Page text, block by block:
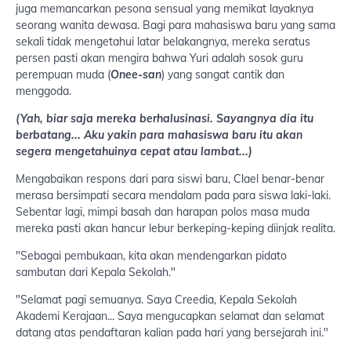
juga memancarkan pesona sensual yang memikat layaknya
seorang wanita dewasa. Bagi para mahasiswa baru yang sama
sekali tidak mengetahui latar belakangnya, mereka seratus
persen pasti akan mengira bahwa Yuri adalah sosok guru
perempuan muda (Onee-san) yang sangat cantik dan
menggoda.
(Yah, biar saja mereka berhalusinasi. Sayangnya dia itu
berbatang... Aku yakin para mahasiswa baru itu akan
segera mengetahuinya cepat atau lambat...)
Mengabaikan respons dari para siswi baru, Clael benar-benar
merasa bersimpati secara mendalam pada para siswa laki-laki.
Sebentar lagi, mimpi basah dan harapan polos masa muda
mereka pasti akan hancur lebur berkeping-keping diinjak realita.
"Sebagai pembukaan, kita akan mendengarkan pidato
sambutan dari Kepala Sekolah."
"Selamat pagi semuanya. Saya Creedia, Kepala Sekolah
Akademi Kerajaan... Saya mengucapkan selamat dan selamat
datang atas pendaftaran kalian pada hari yang bersejarah ini."